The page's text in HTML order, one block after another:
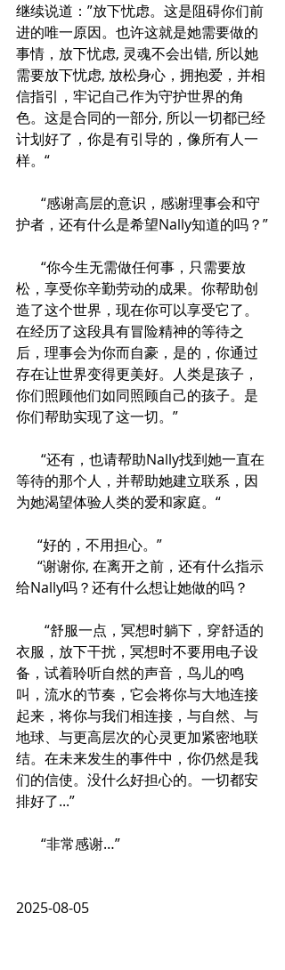
继续说道：”放下忧虑。这是阻碍你们前
进的唯一原因。也许这就是她需要做的
事情，放下忧虑, 灵魂不会出错, 所以她
需要放下忧虑, 放松身心，拥抱爱，并相
信指引，牢记自己作为守护世界的角
色。这是合同的一部分, 所以一切都已经
计划好了，你是有引导的，像所有人一
样。“
“感谢高层的意识，感谢理事会和守
护者，还有什么是希望Nally知道的吗？”
“你今生无需做任何事，只需要放
松，享受你辛勤劳动的成果。你帮助创
造了这个世界，现在你可以享受它了。
在经历了这段具有冒险精神的等待之
后，理事会为你而自豪，是的，你通过
存在让世界变得更美好。人类是孩子，
你们照顾他们如同照顾自己的孩子。是
你们帮助实现了这一切。”
“还有，也请帮助Nally找到她一直在
等待的那个人，并帮助她建立联系，因
为她渴望体验人类的爱和家庭。“
“好的，不用担心。”
“谢谢你, 在离开之前，还有什么指示
给Nally吗？还有什么想让她做的吗？
“舒服一点，冥想时躺下，穿舒适的
衣服，放下干扰，冥想时不要用电子设
备，试着聆听自然的声音，鸟儿的鸣
叫，流水的节奏，它会将你与大地连接
起来，将你与我们相连接，与自然、与
地球、与更高层次的心灵更加紧密地联
结。在未来发生的事件中，你仍然是我
们的信使。没什么好担心的。一切都安
排好了...”
“非常感谢…”
2025-08-05